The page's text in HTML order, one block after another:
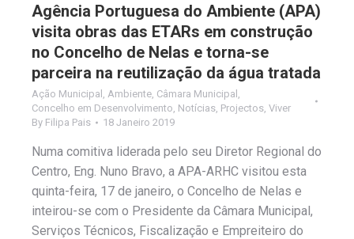
Agência Portuguesa do Ambiente (APA)
visita obras das ETARs em construção
no Concelho de Nelas e torna-se
parceira na reutilização da água tratada
Ação Municipal Ambiente Câmara Municipal
Concelho em Desenvolvimento Notícias Projectos Viver
By Filipa Pais 18 Janeiro 2019
Numa comitiva liderada pelo seu Diretor Regional do
Centro, Eng. Nuno Bravo, a APA-ARHC visitou esta
quinta-feira, 17 de janeiro, o Concelho de Nelas e
inteirou-se com o Presidente da Câmara Municipal,
Serviços Técnicos, Fiscalização e Empreiteiro do